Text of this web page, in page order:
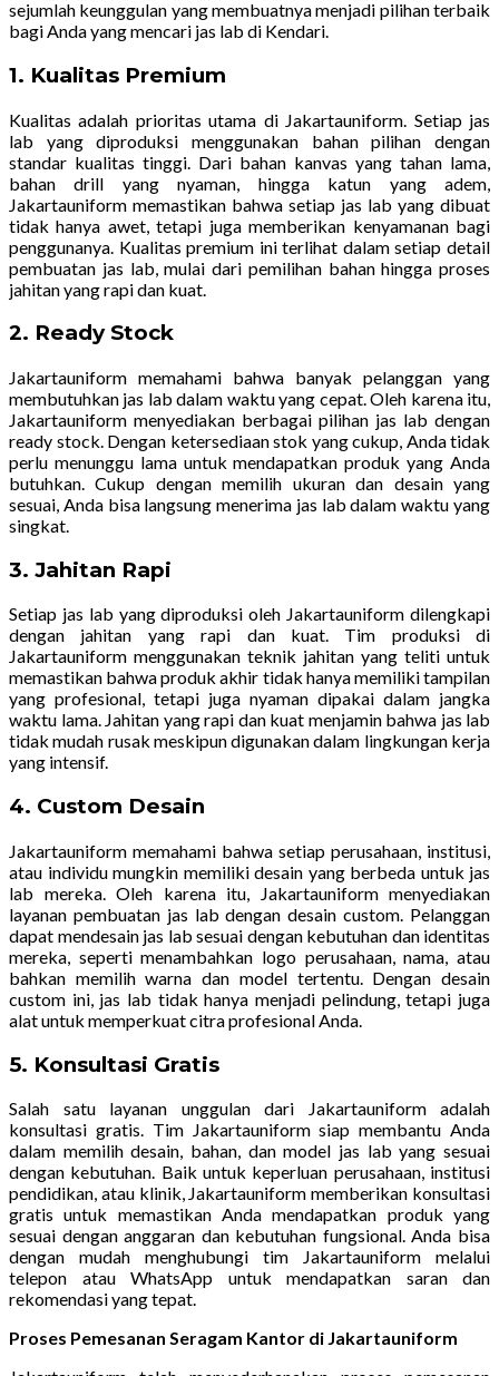
sejumlah keunggulan yang membuatnya menjadi pilihan terbaik
bagi Anda yang mencari jas lab di Kendari.
1. Kualitas Premium
Kualitas adalah prioritas utama di Jakartauniform. Setiap jas
lab yang diproduksi menggunakan bahan pilihan dengan
standar kualitas tinggi. Dari bahan kanvas yang tahan lama,
bahan drill yang nyaman, hingga katun yang adem,
Jakartauniform memastikan bahwa setiap jas lab yang dibuat
tidak hanya awet, tetapi juga memberikan kenyamanan bagi
penggunanya. Kualitas premium ini terlihat dalam setiap detail
pembuatan jas lab, mulai dari pemilihan bahan hingga proses
jahitan yang rapi dan kuat.
2. Ready Stock
Jakartauniform memahami bahwa banyak pelanggan yang
membutuhkan jas lab dalam waktu yang cepat. Oleh karena itu,
Jakartauniform menyediakan berbagai pilihan jas lab dengan
ready stock. Dengan ketersediaan stok yang cukup, Anda tidak
perlu menunggu lama untuk mendapatkan produk yang Anda
butuhkan. Cukup dengan memilih ukuran dan desain yang
sesuai, Anda bisa langsung menerima jas lab dalam waktu yang
singkat.
3. Jahitan Rapi
Setiap jas lab yang diproduksi oleh Jakartauniform dilengkapi
dengan jahitan yang rapi dan kuat. Tim produksi di
Jakartauniform menggunakan teknik jahitan yang teliti untuk
memastikan bahwa produk akhir tidak hanya memiliki tampilan
yang profesional, tetapi juga nyaman dipakai dalam jangka
waktu lama. Jahitan yang rapi dan kuat menjamin bahwa jas lab
tidak mudah rusak meskipun digunakan dalam lingkungan kerja
yang intensif.
4. Custom Desain
Jakartauniform memahami bahwa setiap perusahaan, institusi,
atau individu mungkin memiliki desain yang berbeda untuk jas
lab mereka. Oleh karena itu, Jakartauniform menyediakan
layanan pembuatan jas lab dengan desain custom. Pelanggan
dapat mendesain jas lab sesuai dengan kebutuhan dan identitas
mereka, seperti menambahkan logo perusahaan, nama, atau
bahkan memilih warna dan model tertentu. Dengan desain
custom ini, jas lab tidak hanya menjadi pelindung, tetapi juga
alat untuk memperkuat citra profesional Anda.
5. Konsultasi Gratis
Salah satu layanan unggulan dari Jakartauniform adalah
konsultasi gratis. Tim Jakartauniform siap membantu Anda
dalam memilih desain, bahan, dan model jas lab yang sesuai
dengan kebutuhan. Baik untuk keperluan perusahaan, institusi
pendidikan, atau klinik, Jakartauniform memberikan konsultasi
gratis untuk memastikan Anda mendapatkan produk yang
sesuai dengan anggaran dan kebutuhan fungsional. Anda bisa
dengan mudah menghubungi tim Jakartauniform melalui
telepon atau WhatsApp untuk mendapatkan saran dan
rekomendasi yang tepat.
Proses Pemesanan Seragam Kantor di Jakartauniform